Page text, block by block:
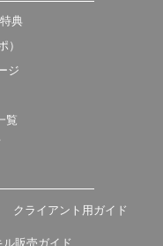
典
）
ジ
覧
クライアント用ガイド
ル販売ガイド